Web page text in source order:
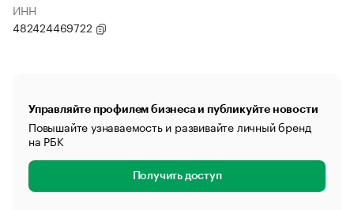
ИНН
482424469722
Управляйте профилем бизнеса и публикуйте новости
Повышайте узнаваемость и развивайте личный бренд
на РБК
Получить доступ